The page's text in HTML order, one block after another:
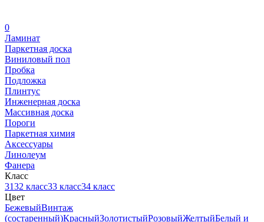
0
Ламинат
Паркетная доска
Виниловый пол
Пробка
Подложка
Плинтус
Инженерная доска
Массивная доска
Пороги
Паркетная химия
Аксессуары
Линолеум
Фанера
Класс
3132 класс33 класс34 класс
Цвет
БежевыйВинтаж
(состаренный)КрасныйЗолотистыйРозовыйЖелтыйБелый и